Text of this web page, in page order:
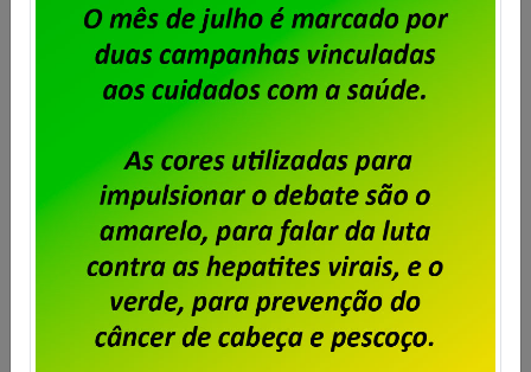
Feliz Dia das Mães!
Publicado porImprensaem12/05/2024 .
Saiba mais